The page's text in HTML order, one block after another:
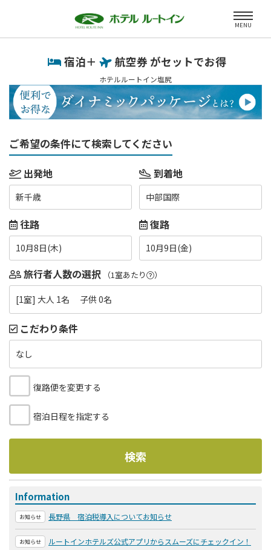
MENU
宿泊＋ 航空券 がセットでお得
ホテルルートイン塩尻
ご希望の条件にて検索してください
出発地
新千歳
到着地
中部国際
往路
10月8日(木)
復路
10月9日(金)
旅行者人数の選択 （1室あたり ）
[1室] 大人 1名 子供 0名
こだわり条件
なし
復路便を変更する
宿泊日程を指定する
検索
Information
お知らせ 長野県 宿泊税導入についてお知らせ
お知らせ ルートインホテルズ公式アプリからスムーズにチェックイン！